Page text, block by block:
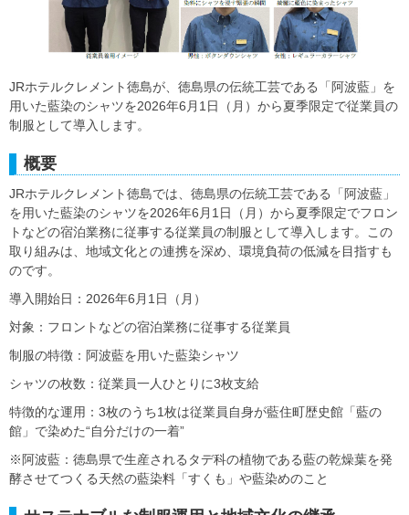
JRホテルクレメント徳島が、徳島県の伝統工芸である「阿波藍」を
用いた藍染のシャツを2026年6月1日（月）から夏季限定で従業員の
制服として導入します。
概要
JRホテルクレメント徳島では、徳島県の伝統工芸である「阿波藍」
を用いた藍染のシャツを2026年6月1日（月）から夏季限定でフロン
トなどの宿泊業務に従事する従業員の制服として導入します。この
取り組みは、地域文化との連携を深め、環境負荷の低減を目指すも
のです。
導入開始日：2026年6月1日（月）
対象：フロントなどの宿泊業務に従事する従業員
制服の特徴：阿波藍を用いた藍染シャツ
シャツの枚数：従業員一人ひとりに3枚支給
特徴的な運用：3枚のうち1枚は従業員自身が藍住町歴史館「藍の
館」で染めた“自分だけの一着”
※阿波藍：徳島県で生産されるタデ科の植物である藍の乾燥葉を発
酵させてつくる天然の藍染料「すくも」や藍染めのこと